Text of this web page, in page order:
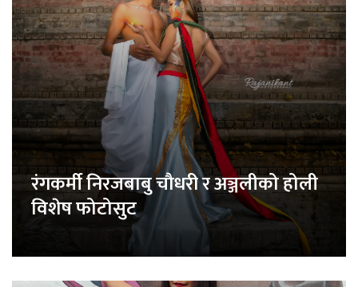
रंगकर्मी निरजबाबु चौधरी र अञ्जलीको होली
विशेष फोटोसुट